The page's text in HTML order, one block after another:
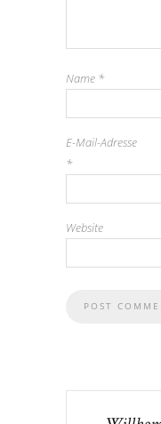
Name *
E-Mail-Adresse
*
Website